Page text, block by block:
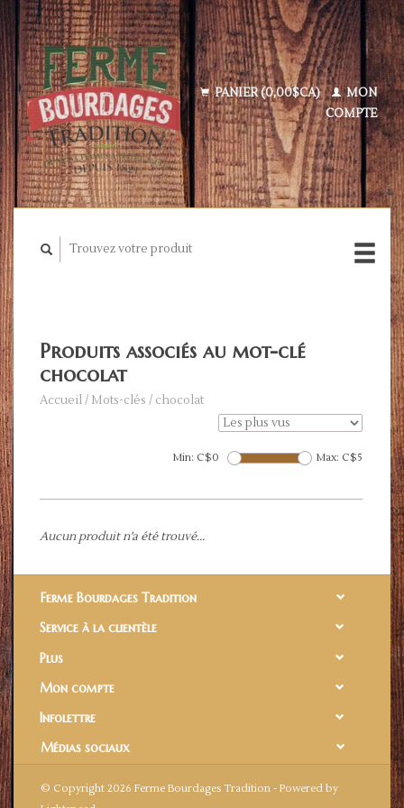
PANIER (0,00$CA)
MON
COMPTE
Produits associés au mot-clé
chocolat
Accueil/ Mots-clés / chocolat
Min: C$0 Max: C$5
Aucun produit n'a été trouvé...
Ferme Bourdages Tradition
Service à la clientèle
Plus
Mon compte
Infolettre
Médias sociaux
© Copyright 2026 Ferme Bourdages Tradition - Powered by